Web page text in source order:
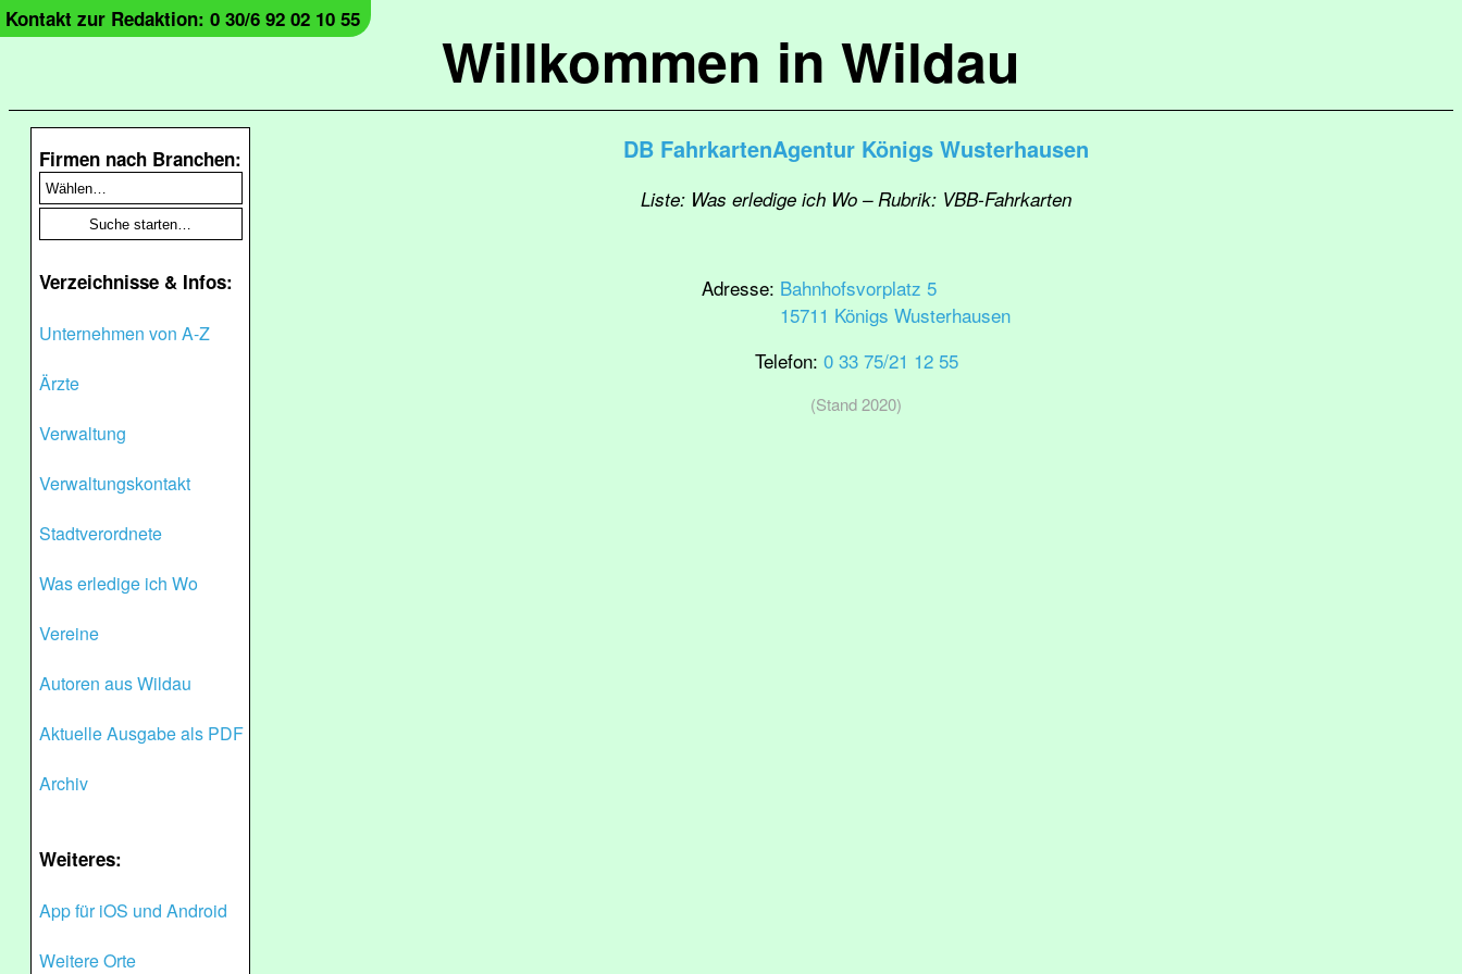
Willkommen in Wildau
Kontakt zur Redaktion: 0 30/6 92 02 10 55
Firmen nach Branchen:
Verzeichnisse & Infos:
Unternehmen von A-Z
Ärzte
Verwaltung
Verwaltungskontakt
Stadtverordnete
Was erledige ich Wo
Vereine
Autoren aus Wildau
Aktuelle Ausgabe als PDF
Archiv
Weiteres:
App für iOS und Android
Weitere Orte
DB FahrkartenAgentur Königs Wusterhausen
Liste: Was erledige ich Wo – Rubrik: VBB-Fahrkarten
Adresse: Bahnhofsvorplatz 5
15711 Königs Wusterhausen
Telefon: 0 33 75/21 12 55
(Stand 2020)